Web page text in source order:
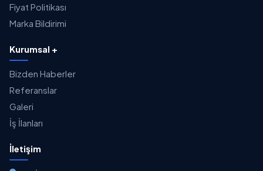
Fiyat Politikası
Marka Bildirimi
Kurumsal +
Bizden Haberler
Referanslar
Galeri
İş İlanları
İletişim